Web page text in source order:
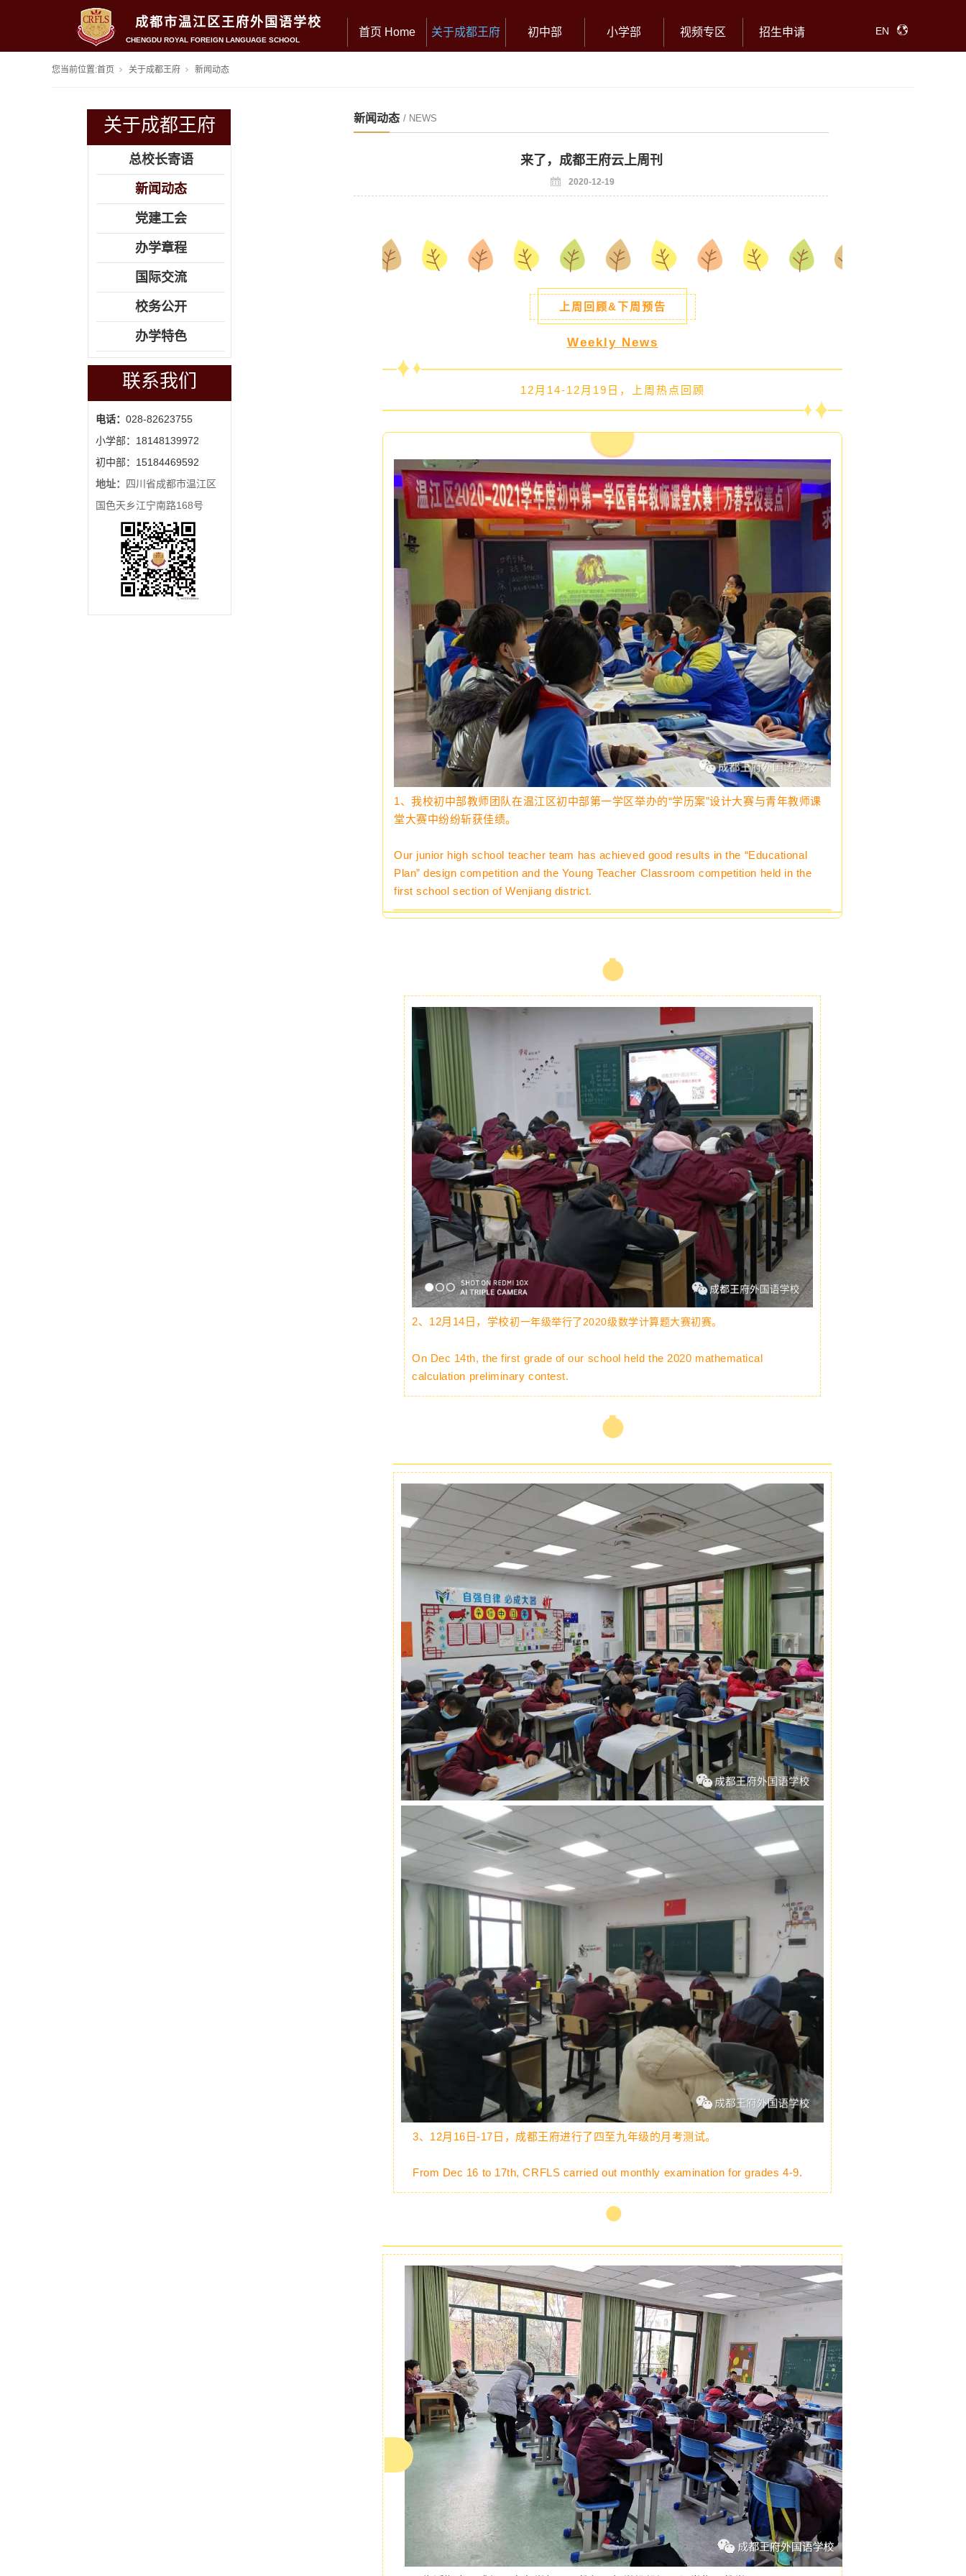
成都市温江区王府外国语学校
CHENGDU ROYAL FOREIGN LANGUAGE SCHOOL
首页 Home 关于成都王府 初中部 小学部 视频专区 招生申请 EN
您当前位置:首页 关于成都王府 新闻动态
关于成都王府
总校长寄语
新闻动态
党建工会
办学章程
国际交流
校务公开
办学特色
联系我们
电话： 028-82623755
小学部：18148139972
初中部：15184469592
地址：
四川省成都市温江区
国色天乡江宁南路168号
新闻动态 / NEWS
来了，成都王府云上周刊
2020-12-19
上周回顾&下周预告
Weekly News
12月14-12月19日，上周热点回顾
1、我校初中部教师团队在温江区初中部第一学区举办的“学历案”设计大赛与青年教师课
堂大赛中纷纷斩获佳绩。
Our junior high school teacher team has achieved good results in the “Educational
Plan” design competition and the Young Teacher Classroom competition held in the
first school section of Wenjiang district.
2、12月14日，学校初一年级举行了2020级数学计算题大赛初赛。
On Dec 14th, the first grade of our school held the 2020 mathematical
calculation preliminary contest.
3、 12月16日-17日，成都王府进行了四至九年级的月考测试。
From Dec 16 to 17th, CRFLS carried out monthly examination for grades 4-9.